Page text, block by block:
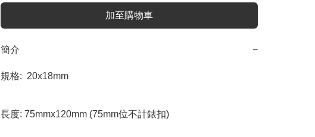
加至購物車
簡介 −
規格:  20x18mm
長度: 75mmx120mm (75mm位不計錶扣)